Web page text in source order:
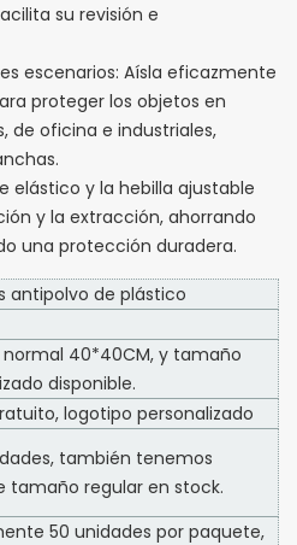
su revisión e
escenarios: Aísla eficazmente
proteger los objetos en
de oficina e industriales,
elástico y la hebilla ajustable
y la extracción, ahorrando
una protección duradera.
antipolvo de plástico
40*40CM, y tamaño
disponible.
logotipo personalizado
también tenemos
tamaño regular en stock.
50 unidades por paquete,